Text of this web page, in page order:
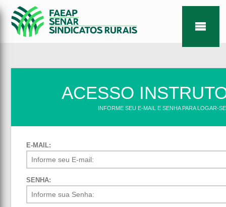
ACESSO
INFORME SEU E-MAIL E SENHA PARA LOGAR-
E-MAIL:
SENHA: